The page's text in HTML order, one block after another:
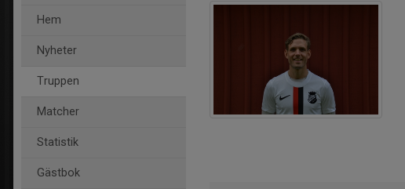
Hem
Nyheter
Truppen
Matcher
Statistik
Gästbok